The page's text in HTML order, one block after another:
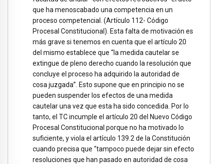
que ha menoscabado una competencia en un
proceso competencial. (Artículo 112- Código
Procesal Constitucional). Esta falta de motivación es
más grave si tenemos en cuenta que el artículo 20
del mismo establece que “la medida cautelar se
extingue de pleno derecho cuando la resolución que
concluye el proceso ha adquirido la autoridad de
cosa juzgada”. Esto supone que en principio no se
pueden suspender los efectos de una medida
cautelar una vez que esta ha sido concedida. Por lo
tanto, el TC incumple el artículo 20 del Nuevo Código
Procesal Constitucional porque no ha motivado lo
suficiente, y viola el artículo 139.2 de la Constitución
cuando precisa que “tampoco puede dejar sin efecto
resoluciones que han pasado en autoridad de cosa